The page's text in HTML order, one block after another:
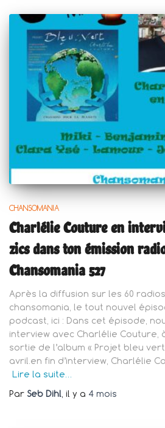
CHANSOMANIA
Charlélie Couture en
zics dans ton émission
Chansomania 527
Après la diffusion sur les 60
chansomania, le tout nouvel
podcast, ici : Dans cet épisode,
interview avec Charlélie Couture,
sortie de l’album « Projet bleu
avril.en fin d’interview, Charlélie
Lire la suite…
Par Seb Dihl, il y a 4 mois